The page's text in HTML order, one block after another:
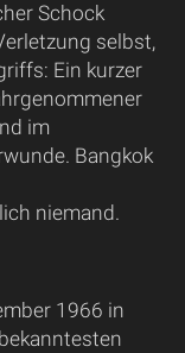
Schock
selbst,
Ein kurzer
im
Bangkok
niemand.
1966 in